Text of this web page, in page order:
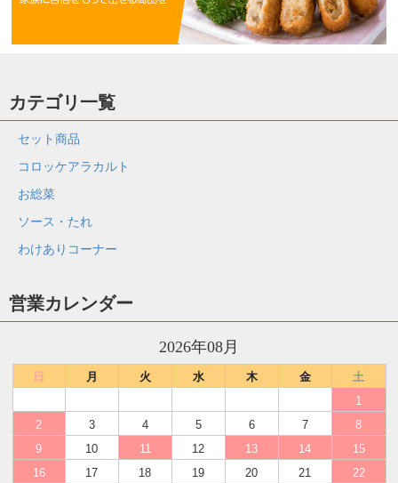
カテゴリ一覧
セット商品
コロッケアラカルト
お総菜
ソース・たれ
わけありコーナー
営業カレンダー
2026年08月
日 月 火 水 木 金
土
1
2
3 4 5 6 7
8
9
10 11 12 13 14
15
16
17 18 19 20 21
22